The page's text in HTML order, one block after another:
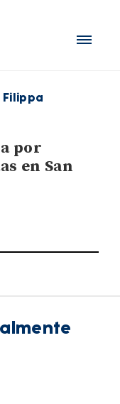
por
en San